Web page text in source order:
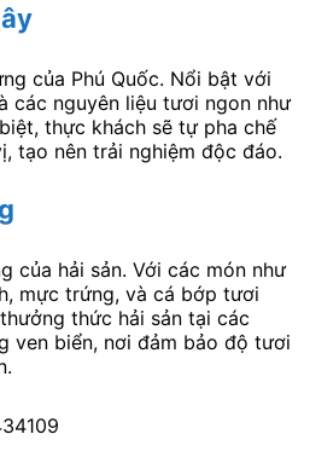
của Phú Quốc. Nổi bật với
các nguyên liệu tươi ngon như
thực khách sẽ tự pha chế
tạo nên trải nghiệm độc đáo.
của hải sản. Với các món như
mực trứng, và cá bớp tươi
thức hải sản tại các
ven biển, nơi đảm bảo độ tươi